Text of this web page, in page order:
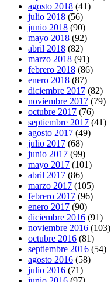
agosto 2018 (41)
julio 2018 (56)
junio 2018 (90)
mayo 2018 (92)
abril 2018 (82)
marzo 2018 (91)
febrero 2018 (86)
enero 2018 (87)
diciembre 2017 (82)
noviembre 2017 (79)
octubre 2017 (76)
septiembre 2017 (41)
agosto 2017 (49)
julio 2017 (68)
junio 2017 (99)
mayo 2017 (101)
abril 2017 (86)
marzo 2017 (105)
febrero 2017 (96)
enero 2017 (90)
diciembre 2016 (91)
noviembre 2016 (103)
octubre 2016 (81)
septiembre 2016 (54)
agosto 2016 (58)
julio 2016 (71)